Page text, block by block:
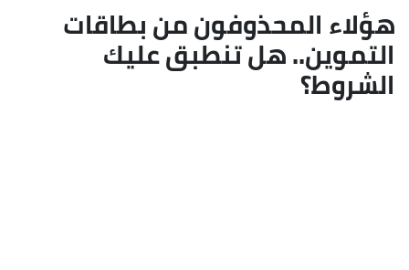
هؤلاء المحذوفون من بطاقات
التموين.. هل تنطبق عليك
الشروط؟